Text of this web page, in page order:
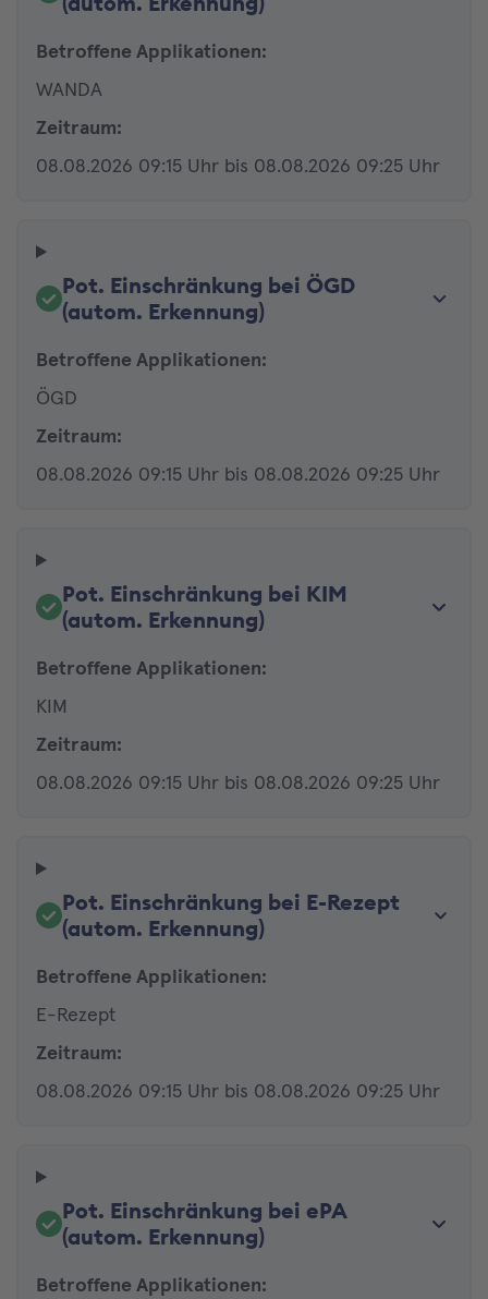
Betroffene Applikationen:
WANDA
Zeitraum:
08.08.2026 09:15 Uhr bis 08.08.2026 09:25 Uhr
Pot. Einschränkung bei ÖGD
(autom. Erkennung)
Betroffene Applikationen:
ÖGD
Zeitraum:
08.08.2026 09:15 Uhr bis 08.08.2026 09:25 Uhr
Pot. Einschränkung bei KIM
(autom. Erkennung)
Betroffene Applikationen:
KIM
Zeitraum:
08.08.2026 09:15 Uhr bis 08.08.2026 09:25 Uhr
Pot. Einschränkung bei E-Rezept
(autom. Erkennung)
Betroffene Applikationen:
E-Rezept
Zeitraum:
08.08.2026 09:15 Uhr bis 08.08.2026 09:25 Uhr
Pot. Einschränkung bei ePA
(autom. Erkennung)
Betroffene Applikationen: